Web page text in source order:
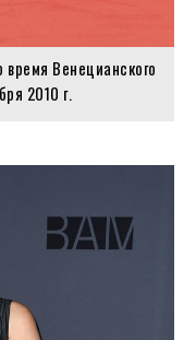
Венецианского
2010 г.